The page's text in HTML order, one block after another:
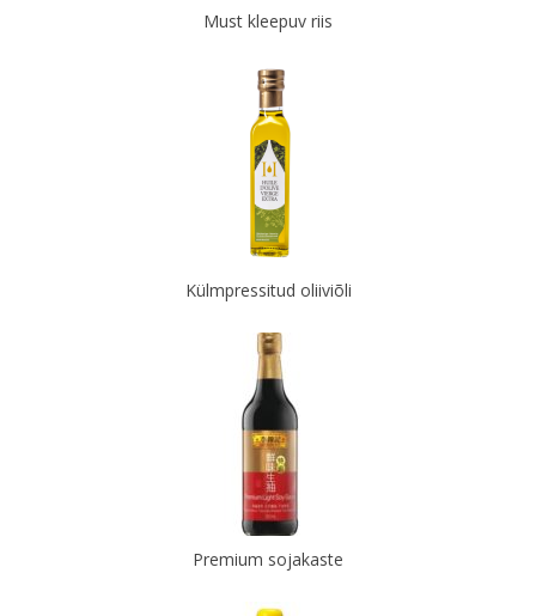
Must kleepuv riis
Külmpressitud oliiviõli
Premium sojakaste